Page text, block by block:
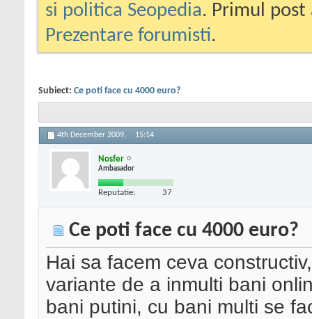
si politica Seopedia. Primul
Prezentare forumisti.
Subiect: Ce poti face cu 4000 euro?
4th December 2009, 15:14
Nosfer
Ambasador
Reputatie: 37
Ce poti face cu 4000 euro?
Hai sa facem ceva
variante de a inmulti bani
bani putini, cu bani multi se